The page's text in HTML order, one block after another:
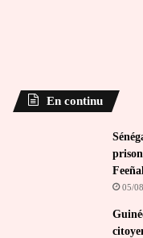
En continu
05/